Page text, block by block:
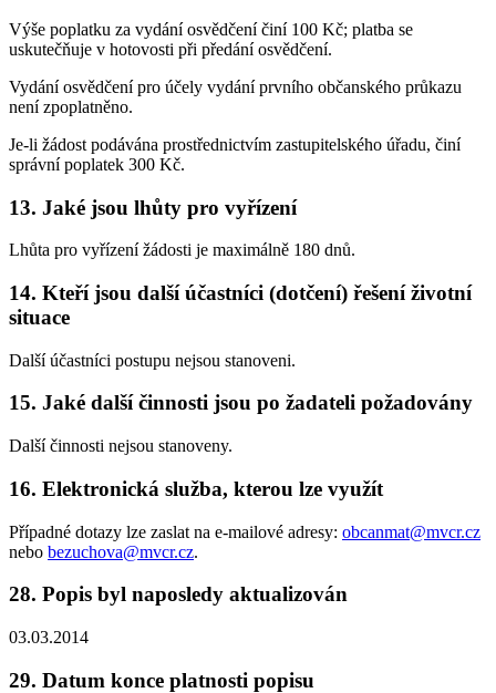
Výše poplatku za vydání osvědčení činí 100 Kč; platba se
uskutečňuje v hotovosti při předání osvědčení.
Vydání osvědčení pro účely vydání prvního občanského průkazu
není zpoplatněno.
Je-li žádost podávána prostřednictvím zastupitelského úřadu, činí
správní poplatek 300 Kč.
13. Jaké jsou lhůty pro vyřízení
Lhůta pro vyřízení žádosti je maximálně 180 dnů.
14. Kteří jsou další účastníci (dotčení) řešení životní
situace
Další účastníci postupu nejsou stanoveni.
15. Jaké další činnosti jsou po žadateli požadovány
Další činnosti nejsou stanoveny.
16. Elektronická služba, kterou lze využít
Případné dotazy lze zaslat na e-mailové adresy: obcanmat@mvcr.cz
nebo bezuchova@mvcr.cz.
28. Popis byl naposledy aktualizován
03.03.2014
29. Datum konce platnosti popisu